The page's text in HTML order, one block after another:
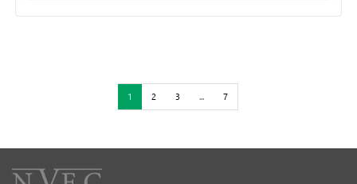
1 2 3 ... 7